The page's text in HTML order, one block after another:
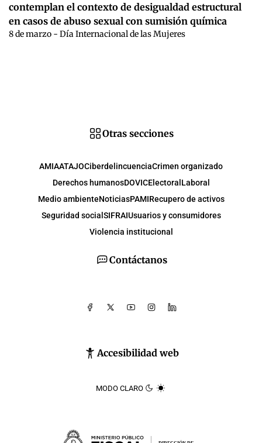
contemplan el contexto de desigualdad estructural
en casos de abuso sexual con sumisión química
8 de marzo - Día Internacional de las Mujeres
Contáctanos
Accesibilidad web
MODO CLARO
Otras secciones
AMIAATAJOCiberdelincuenciaCrimen organizado
Derechos humanosDOVICElectoral Laboral
Medio ambienteNoticiasPAMIRecupero de activos
Seguridad social SIFRAIUsuarios y consumidores
Violencia institucional